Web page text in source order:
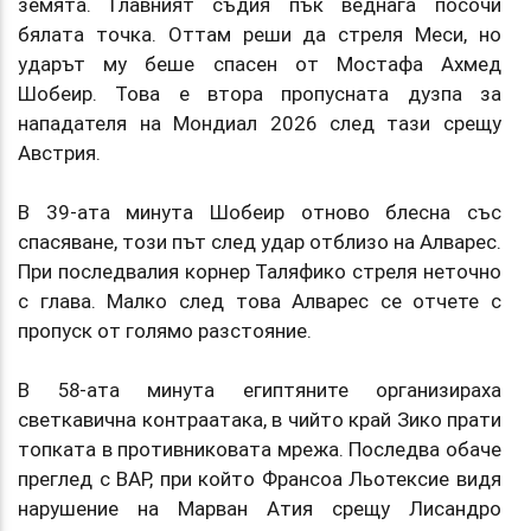
бялата точка. Оттам реши да стреля Меси, но
ударът му беше спасен от Мостафа Ахмед
Шобеир. Това е втора пропусната дузпа за
нападателя на Мондиал 2026 след тази срещу
Австрия.
В 39-ата минута Шобеир отново блесна със
спасяване, този път след удар отблизо на Алварес.
При последвалия корнер Таляфико стреля неточно
с глава. Малко след това Алварес се отчете с
пропуск от голямо разстояние.
В 58-ата минута египтяните организираха
светкавична контраатака, в чийто край Зико прати
топката в противниковата мрежа. Последва обаче
преглед с ВАР, при който Франсоа Льотексие видя
нарушение на Марван Атия срещу Лисандро